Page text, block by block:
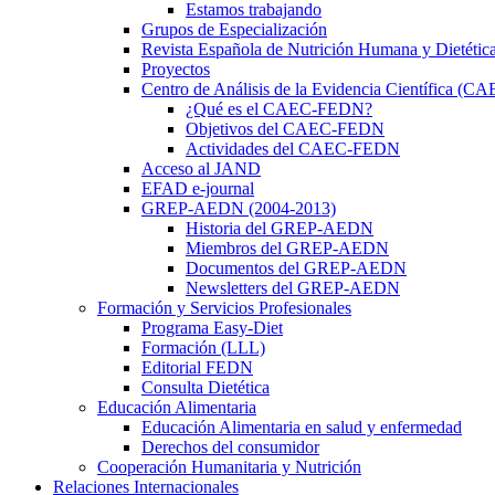
Estamos trabajando
Grupos de Especialización
Revista Española de Nutrición Humana y Dietética
Proyectos
Centro de Análisis de la Evidencia Científica
¿Qué es el CAEC-FEDN?
Objetivos del CAEC-FEDN
Actividades del CAEC-FEDN
Acceso al JAND
EFAD e-journal
GREP-AEDN (2004-2013)
Historia del GREP-AEDN
Miembros del GREP-AEDN
Documentos del GREP-AEDN
Newsletters del GREP-AEDN
Formación y Servicios Profesionales
Programa Easy-Diet
Formación (LLL)
Editorial FEDN
Consulta Dietética
Educación Alimentaria
Educación Alimentaria en salud y enfermedad
Derechos del consumidor
Cooperación Humanitaria y Nutrición
Relaciones Internacionales